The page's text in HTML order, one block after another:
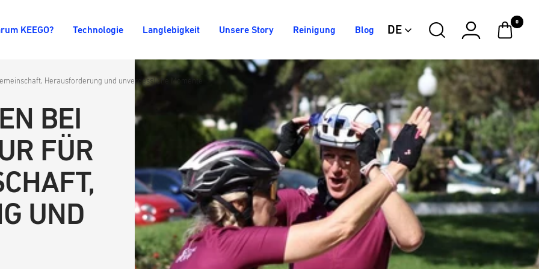
KEEGO? Technologie Langlebigkeit Unsere Story Reinigung Blog DE
0
Herausforderung und unvergessliche Momente
BEI
FÜR
UND